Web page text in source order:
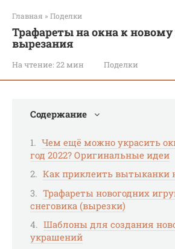
Главная » Поделки
Трафареты на окна к новому
вырезания
На чтение: 22 мин Поделки
Содержание
Чем ещё можно украсить
год 2022? Оригинальные идеи
Как приклеить вытыканки
Трафареты новогодних
снеговика (вырезки)
Шаблоны для создания
украшений